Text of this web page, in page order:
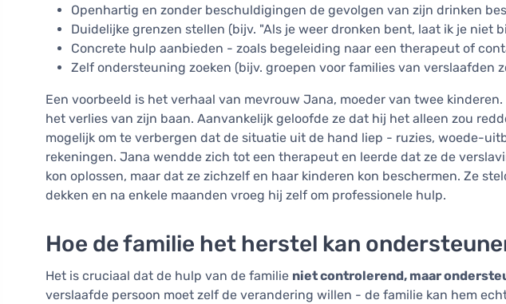
Openhartig en zonder beschuldigingen de gevolgen van zijn drinken
Duidelijke grenzen stellen (bijv. "Als je weer dronken bent, laat ik je niet
Concrete hulp aanbieden - zoals begeleiding naar een therapeut of
Zelf ondersteuning zoeken (bijv. groepen voor families van verslaafden
Een voorbeeld is het verhaal van mevrouw Jana, moeder van twee
het verlies van zijn baan. Aanvankelijk geloofde ze dat hij het alleen zou
mogelijk om te verbergen dat de situatie uit de hand liep - ruzies, woede-
rekeningen. Jana wendde zich tot een therapeut en leerde dat ze de
kon oplossen, maar dat ze zichzelf en haar kinderen kon beschermen. Ze
dekken en na enkele maanden vroeg hij zelf om professionele hulp.
Hoe de familie het herstel kan
Het is cruciaal dat de hulp van de familie niet controlerend, maar
verslaafde persoon moet zelf de verandering willen - de familie kan hem